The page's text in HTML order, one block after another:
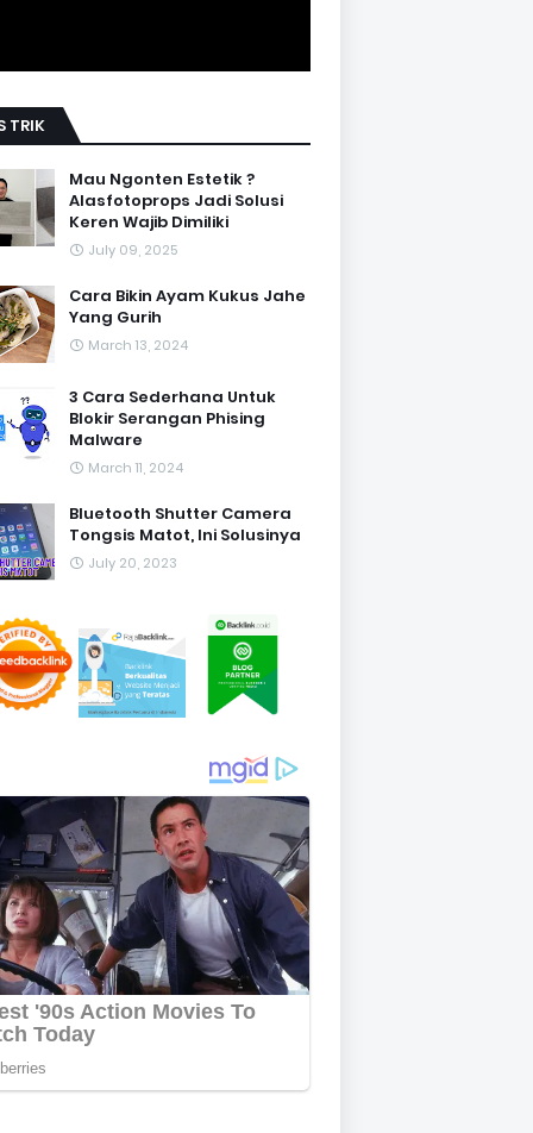
TRIK
Mau Ngonten Estetik ?
Alasfotoprops Jadi Solusi
Keren Wajib Dimiliki
July 09, 2025
Cara Bikin Ayam Kukus Jahe
Yang Gurih
March 13, 2024
3 Cara Sederhana Untuk
Blokir Serangan Phising
Malware
March 11, 2024
Bluetooth Shutter Camera
Tongsis Matot, Ini Solusinya
July 20, 2023